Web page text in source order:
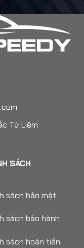
Từ Liêm
SÁCH
sách bảo mật
sách bảo hành
sách hoàn tiền